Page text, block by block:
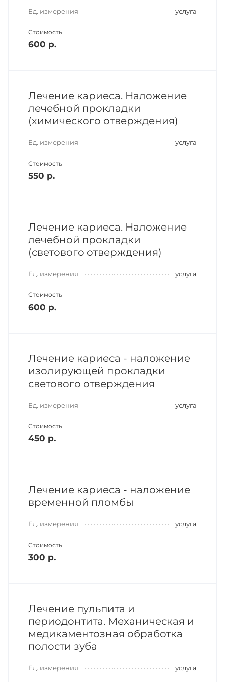
Ед. измерения услуга
Стоимость
600 р.
Лечение кариеса. Наложение
лечебной прокладки
(химического отверждения)
Ед. измерения услуга
Стоимость
550 р.
Лечение кариеса. Наложение
лечебной прокладки
(светового отверждения)
Ед. измерения услуга
Стоимость
600 р.
Лечение кариеса - наложение
изолирующей прокладки
светового отверждения
Ед. измерения услуга
Стоимость
450 р.
Лечение кариеса - наложение
временной пломбы
Ед. измерения услуга
Стоимость
300 р.
Лечение пульпита и
периодонтита. Механическая и
медикаментозная обработка
полости зуба
Ед. измерения услуга